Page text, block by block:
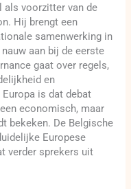
als voorzitter van de
Hij brengt een
samenwerking in
aan bij de eerste
gaat over regels,
en
is dat debat
economisch, maar
bekeken. De Belgische
Europese
verder sprekers uit